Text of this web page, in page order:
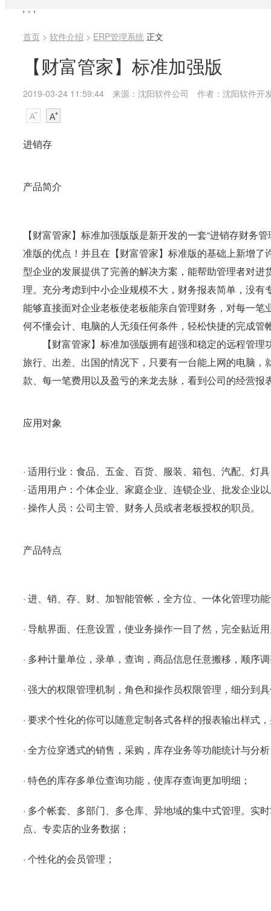
首页 > 软件介绍 > ERP管理系统 正文
【财富管家】标准加强版
2019-03-24 11:59:44 来源：沈阳软件公司 作者：沈阳软件开
进销存
产品简介
【财富管家】标准加强版版是新开发的一套“进销存财务
准版的优点！并且在【财富管家】标准版的基础上新增
型企业的发展提供了完善的解决方案，能帮助管理者对
理。充分考虑到中小企业规模不大，财务报表简单，没
能够直接面对企业老板使老板能亲自管理财务，对每一
何不懂会计、电脑的人无须任何条件，轻松快捷的完成管
【财富管家】标准加强版拥有超强和稳定的远程管理
旅行、出差、出国的情况下，只要有一台能上网的电脑
款、每一笔费用以及盈亏的来龙去脉，看到公司的经营
应用对象
· 适用行业：食品、五金、百货、服装、箱包、汽配、灯
· 适用用户：个体企业、家庭企业、连锁企业、批发企业
· 操作人员：公司主管、财务人员或者老板授权的职员。
产品特点
· 进、销、存、财、加智能管帐，全方位、一体化管理功
· 导航界面、任意设置，使业务操作一目了然，完全贴近
· 多种计量单位，录单，查询，商品信息任意搬移，顺序
· 强大的权限管理机制，角色和操作员权限管理，细分到
· 要求个性化的你可以随意定制各式各样的报表输出样式
· 全方位穿透式的销售，采购，库存业务等功能统计与分
· 特色的库存多单位查询功能，使库存查询更加明细；
· 多个帐套、多部门、多仓库、异地域的集中式管理。实
点、专卖店的业务数据；
· 个性化的会员管理；